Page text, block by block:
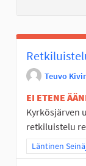
Teuvo
EI ETENE
Kyrkösjärven
retkiluistelu
Rajaa tulokset
Läntinen